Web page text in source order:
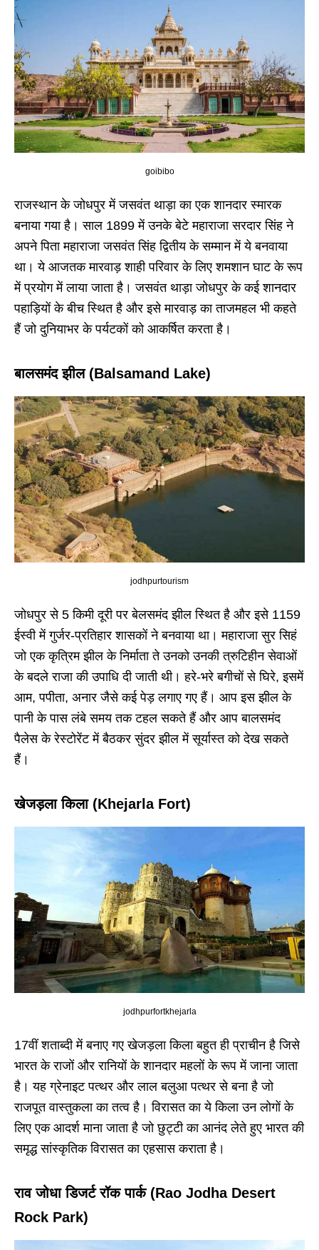
goibibo
राजस्थान के जोधपुर में जसवंत थाड़ा का एक शानदार स्मारक
बनाया गया है। साल 1899 में उनके बेटे महाराजा सरदार सिंह ने
अपने पिता महाराजा जसवंत सिंह द्वितीय के सम्मान में ये बनवाया
था। ये आजतक मारवाड़ शाही परिवार के लिए शमशान घाट के रूप
में प्रयोग में लाया जाता है। जसवंत थाड़ा जोधपुर के कई शानदार
पहाड़ियों के बीच स्थित है और इसे मारवाड़ का ताजमहल भी कहते
हैं जो दुनियाभर के पर्यटकों को आकर्षित करता है।
बालसमंद झील (Balsamand Lake)
jodhpurtourism
जोधपुर से 5 किमी दूरी पर बेलसमंद झील स्थित है और इसे 1159
ईस्वी में गुर्जर-प्रतिहार शासकों ने बनवाया था। महाराजा सुर सिहं
जो एक कृत्रिम झील के निर्माता ते उनको उनकी त्रुटिहीन सेवाओं
के बदले राजा की उपाधि दी जाती थी। हरे-भरे बगीचों से घिरे, इसमें
आम, पपीता, अनार जैसे कई पेड़ लगाए गए हैं। आप इस झील के
पानी के पास लंबे समय तक टहल सकते हैं और आप बालसमंद
पैलेस के रेस्टोरेंट में बैठकर सुंदर झील में सूर्यास्त को देख सकते
हैं।
खेजड़ला किला (Khejarla Fort)
jodhpurfortkhejarla
17वीं शताब्दी में बनाए गए खेजड़ला किला बहुत ही प्राचीन है जिसे
भारत के राजों और रानियों के शानदार महलों के रूप में जाना जाता
है। यह ग्रेनाइट पत्थर और लाल बलुआ पत्थर से बना है जो
राजपूत वास्तुकला का तत्व है। विरासत का ये किला उन लोगों के
लिए एक आदर्श माना जाता है जो छुट्टी का आनंद लेते हुए भारत की
समृद्ध सांस्कृतिक विरासत का एहसास कराता है।
राव जोधा डिजर्ट रॉक पार्क (Rao Jodha Desert
Rock Park)